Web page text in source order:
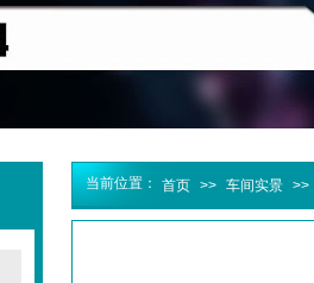
当前位置： 首页 >> 车间实景 >>